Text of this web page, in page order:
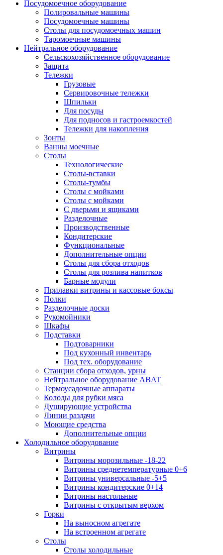
Посудомоечное оборудование
Полировальные машины
Посудомоечные машины
Столы для посудомоечных машин
Таромоечные машины
Нейтральное оборудование
Сельскохозяйственное оборудование
Защита
Тележки
Грузовые
Сервировочные тележки
Шпильки
Для посуды
Для подносов и гастроемкостей
Тележки для накопления
Зонты
Ванны моечные
Столы
Технологические
Столы-вставки
Столы-тумбы
Столы с мойками
Столы с мойками
С дверьми и ящиками
Разделочные
Производственные
Кондитерские
Функциональные
Дополнительные опции
Столы для сбора отходов
Столы для розлива напитков
Барные модули
Прилавки витрины и кассовые боксы
Полки
Разделочные доски
Рукомойники
Шкафы
Подставки
Подтоварники
Под кухонный инвентарь
Под тех. оборудование
Cтанции сбора отходов, урны
Нейтральное оборудование ABAT
Термоусадочные аппараты
Колоды для рубки мяса
Душирующие устройства
Линии раздачи
Моющие средства
Дополнительные опции
Холодильное оборудование
Витрины
Витрины морозильные -18-22
Витрины среднетемпературные 0+6
Витрины универсальные -5+5
Витрины кондитерские 0+14
Витрины настольные
Витрины с открытым верхом
Горки
На выносном агрегате
На встроенном агрегате
Столы
Столы холодильные